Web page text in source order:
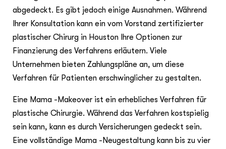
abgedeckt. Es gibt jedoch einige Ausnahmen. Während
Ihrer Konsultation kann ein vom Vorstand zertifizierter
plastischer Chirurg in Houston Ihre Optionen zur
Finanzierung des Verfahrens erläutern. Viele
Unternehmen bieten Zahlungspläne an, um diese
Verfahren für Patienten erschwinglicher zu gestalten.
Eine Mama -Makeover ist ein erhebliches Verfahren für
plastische Chirurgie. Während das Verfahren kostspielig
sein kann, kann es durch Versicherungen gedeckt sein.
Eine vollständige Mama -Neugestaltung kann bis zu vier